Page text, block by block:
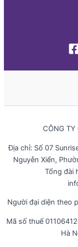
CÔNG TY
Địa chỉ: Số 07
Nguyễn Xiển,
Tổng đài
Người đại diện theo
Mã số thuế
Hà